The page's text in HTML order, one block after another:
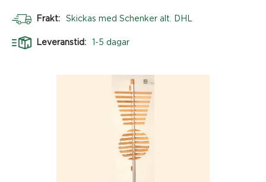
Frakt: Skickas med Schenker alt. DHL
Leveranstid: 1-5 dagar